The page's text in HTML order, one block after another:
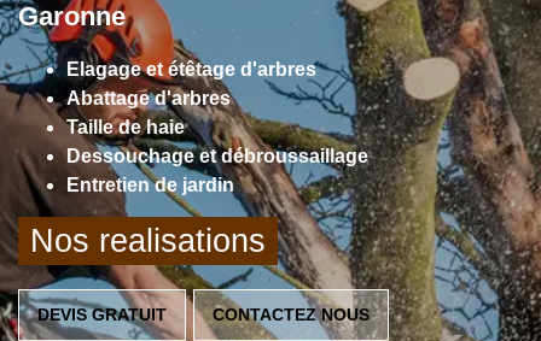
Garonne
Elagage et étêtage d'arbres
Abattage d'arbres
Taille de haie
Dessouchage et débroussaillage
Entretien de jardin
Nos realisations
DEVIS GRATUIT CONTACTEZ NOUS